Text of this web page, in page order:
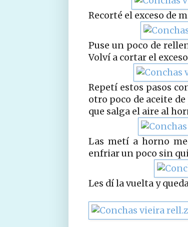
Recorté el exceso de
Puse un poco de
Volví a cortar el
Repetí estos pasos
otro poco de aceite
que salga el aire al
Las metí a horno
enfriar un poco sin
Les dí la vuelta y